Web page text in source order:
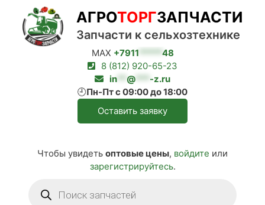
Перейти
содержимому
MAX +7911 ***** 48
8 (812) 920-65-23
in
@ *** -z.ru
🕘Пн-Пт с 09:00 до 18:00
Оставить заявку
Чтобы увидеть оптовые цены, войдите или
зарегистрируйтесь.
товаров
АГРОТОРГЗАПЧАСТИ
Запчасти к сельхозтехнике